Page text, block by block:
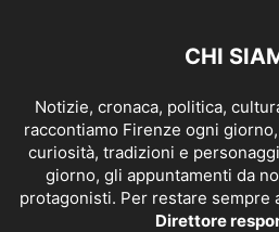
CHI
Notizie, cronaca, politica,
raccontiamo Firenze ogni
curiosità, tradizioni e
giorno, gli appuntamenti da
protagonisti. Per restare sempre
Direttore